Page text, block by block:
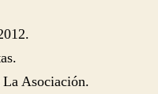
Asociación.